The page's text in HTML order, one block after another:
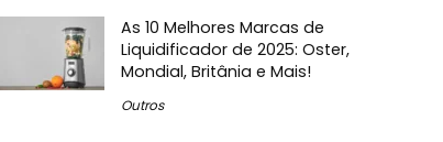
As 10 Melhores Marcas de
Liquidificador de 2025: Oster,
Mondial, Britânia e Mais!
Outros